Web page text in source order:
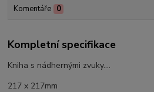
Komentáře 0
Kompletní specifikace
Kniha s nádhernými zvuky....
217 x 217mm